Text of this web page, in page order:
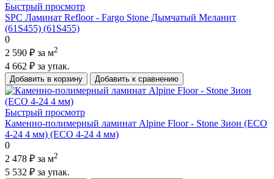
Быстрый просмотр
SPC Ламинат Refloor - Fargo Stone Дымчатый Меланит
(61S455) (61S455)
0
2 590 ₽ за м2
4 662 ₽ за упак.
Добавить в корзину Добавить к сравнению
Быстрый просмотр
Каменно-полимерный ламинат Alpine Floor - Stone Зион (ECO
4-24 4 мм) (ECO 4-24 4 мм)
0
2 478 ₽ за м2
5 532 ₽ за упак.